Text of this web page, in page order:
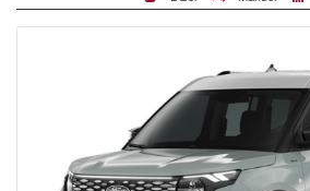
TRANSFER
HAKKIMIZDA